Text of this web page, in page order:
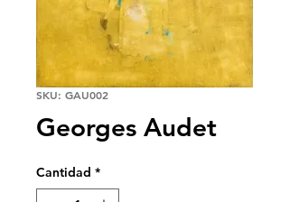
SKU: GAU002
Georges Audet
Cantidad *